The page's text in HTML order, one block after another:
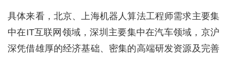
具体来看，北京、上海机器人算法工程师需求主要集
中在IT互联网领域，深圳主要集中在汽车领域，京沪
深凭借雄厚的经济基础、密集的高端研发资源及完善